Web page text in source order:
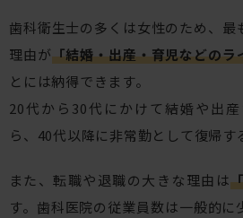
歯科衛生士の多くは女性のため、最
理由が「結婚・出産・育児などのラ
とには納得できます。
20代から30代にかけて結婚や出
ら、40代以降に非常勤として復帰す
また、転職や退職の大きな理由は
す。歯科医院の従業員数は一般的に